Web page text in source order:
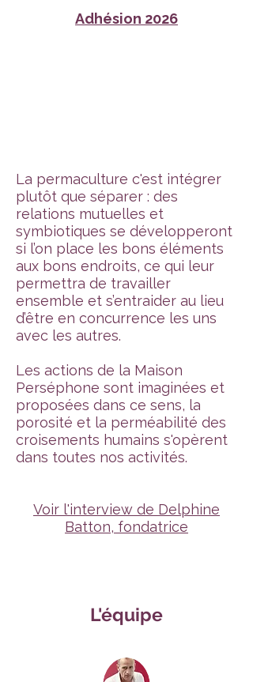
Adhésion 2026
La permaculture c'est intégrer
plutôt que séparer : des
relations mutuelles et
symbiotiques se développeront
si l’on place les bons éléments
aux bons endroits, ce qui leur
permettra de travailler
ensemble et s’entraider au lieu
d’être en concurrence les uns
avec les autres.
Les actions de la Maison
Perséphone sont imaginées et
proposées dans ce sens, la
porosité et la perméabilité des
croisements humains s'opèrent
dans toutes nos activités.
Voir l'interview de Delphine
Batton, fondatrice
L'équipe